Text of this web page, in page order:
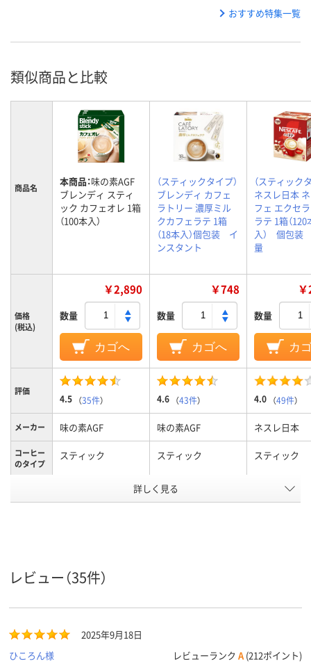
おすすめ特集一覧
類似商品と比較
商品名 本商品：味の素AGF
ブレンディ スティ
ック カフェオレ 1箱
（100本入）
（スティックタイプ）
ブレンディ カフェ
ラトリー 濃厚ミル
クカフェラテ 1箱
（18本入）個包装 イ
ンスタント
（スティック
ネスレ日本
フェ エクセ
ラテ 1箱（120
入） 個包装
量
価格
(税込)
￥2,890
数量
カゴへ
￥748
数量
カゴへ
数量
カ
評価
4.5 （35件） 4.6 （43件） 4.0 （49件）
メーカー 味の素AGF 味の素AGF ネスレ日本
コーヒー
のタイプ
スティック スティック スティック
加糖
スコア
65
詳しく見る
レビュー（35件）
2025年9月18日
ひころん様
レビューランク A (212ポイント)